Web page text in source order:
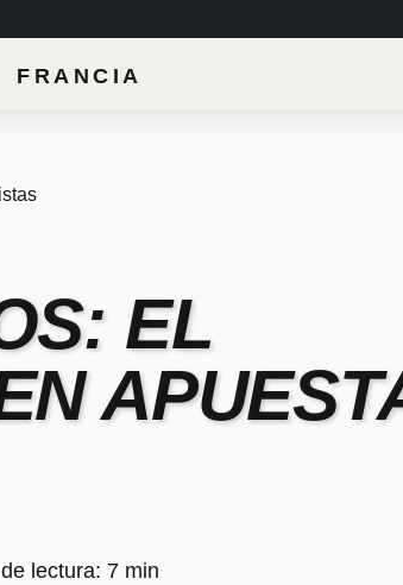
EL
lectura: 7 min